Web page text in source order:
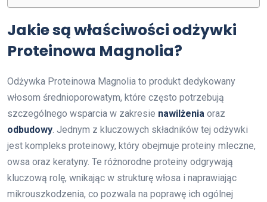
Jakie są właściwości odżywki
Proteinowa Magnolia?
Odżywka Proteinowa Magnolia to produkt dedykowany
włosom średnioporowatym, które często potrzebują
szczególnego wsparcia w zakresie nawilżenia oraz
odbudowy . Jednym z kluczowych składników tej odżywki
jest kompleks proteinowy, który obejmuje proteiny mleczne,
owsa oraz keratyny. Te różnorodne proteiny odgrywają
kluczową rolę, wnikając w strukturę włosa i naprawiając
mikrouszkodzenia, co pozwala na poprawę ich ogólnej